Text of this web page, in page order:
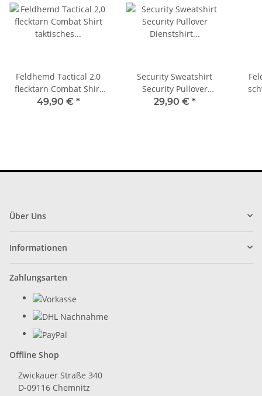
Feldhemd Tactical 2,0
flecktarn Combat Shirt
taktisches Hemd Mil-Tec
49,90 € *
Security Sweatshirt
Security Pullover
Dienstshirt Wachschutz
29,90 € *
Über Uns
Informationen
Zahlungsarten
Offline Shop
Zwickauer Straße 340
D-09116 Chemnitz